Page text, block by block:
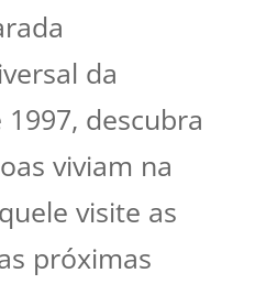
da
1997, descubra
viviam na
visite as
próximas